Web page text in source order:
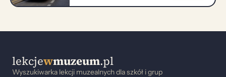
lekcjewmuzeum.pl
Wyszukiwarka lekcji muzealnych dla szkół i grup